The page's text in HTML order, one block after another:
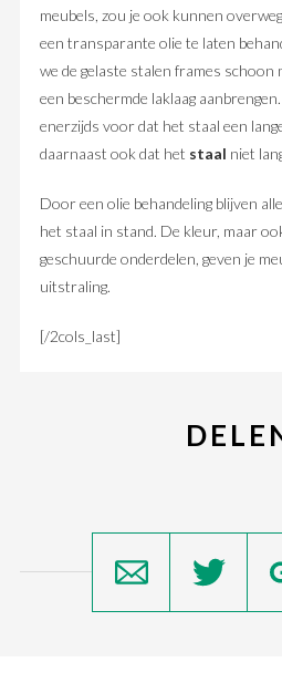
meubels, zou je ook kunnen
een transparante olie te laten
we de gelaste stalen frames schoon
een beschermde laklaag
enerzijds voor dat het staal een
daarnaast ook dat het staal niet
Door een olie behandeling blijven
het staal in stand. De kleur, maar
geschuurde onderdelen, geven je
uitstraling.
[/2cols_last]